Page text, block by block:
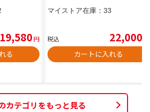
19,580円
る
マイストア在庫： 33
税込 22,000
カートに入れる
カテゴリをもっと見る